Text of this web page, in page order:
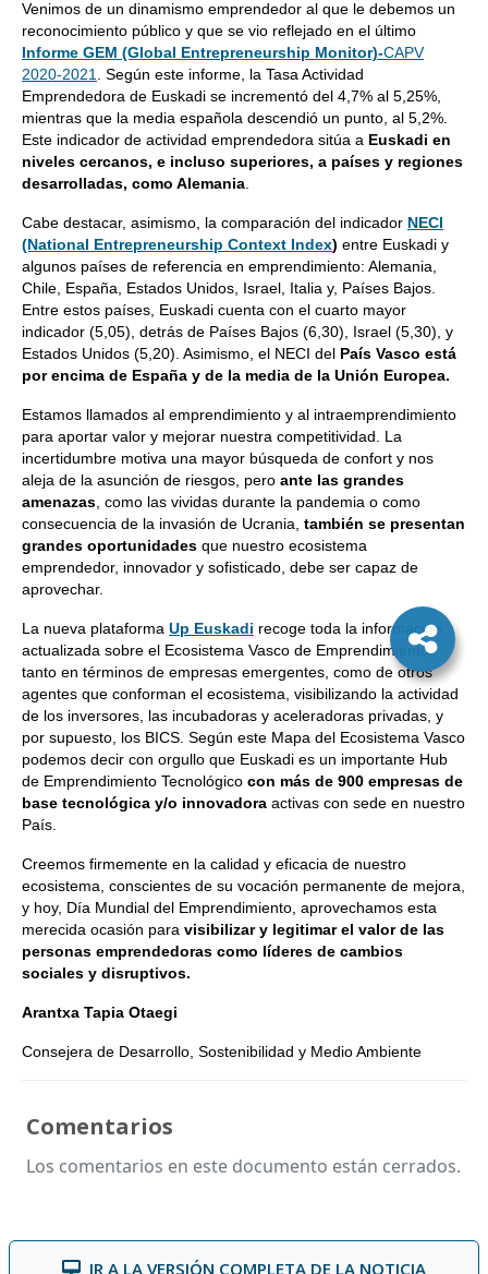
Venimos de un dinamismo emprendedor al que le debemos un
reconocimiento público y que se vio reflejado en el último
Informe GEM (Global Entrepreneurship Monitor)-CAPV
2020-2021
. Según este informe, la Tasa Actividad
Emprendedora de Euskadi se incrementó del 4,7% al 5,25%,
mientras que la media española descendió un punto, al 5,2%.
Este indicador de actividad emprendedora sitúa a Euskadi en
niveles cercanos, e incluso superiores, a países y regiones
desarrolladas, como Alemania
Cabe destacar, asimismo, la comparación del indicador NECI
(National Entrepreneurship Context Index) entre Euskadi y
algunos países de referencia en emprendimiento: Alemania,
Chile, España, Estados Unidos, Israel, Italia y, Países Bajos.
Entre estos países, Euskadi cuenta con el cuarto mayor
indicador (5,05), detrás de Países Bajos (6,30), Israel (5,30), y
Estados Unidos (5,20). Asimismo, el NECI del País Vasco está
por encima de España y de la media de la Unión Europea.
Estamos llamados al emprendimiento y al intraemprendimiento
para aportar valor y mejorar nuestra competitividad. La
incertidumbre motiva una mayor búsqueda de confort y nos
aleja de la asunción de riesgos, pero ante las grandes
amenazas , como las vividas durante la pandemia o como
consecuencia de la invasión de Ucrania, también se presentan
grandes oportunidades que nuestro ecosistema
emprendedor, innovador y sofisticado, debe ser capaz de
aprovechar.
La nueva plataforma Up Euskadi recoge toda la información
actualizada sobre el Ecosistema Vasco de Emprendimiento,
tanto en términos de empresas emergentes, como de otros
agentes que conforman el ecosistema, visibilizando la actividad
de los inversores, las incubadoras y aceleradoras privadas, y
por supuesto, los BICS. Según este Mapa del Ecosistema Vasco
podemos decir con orgullo que Euskadi es un importante Hub
de Emprendimiento Tecnológico con más de 900 empresas de
base tecnológica y/o innovadora activas con sede en nuestro
País.
Creemos firmemente en la calidad y eficacia de nuestro
ecosistema, conscientes de su vocación permanente de mejora,
y hoy, Día Mundial del Emprendimiento, aprovechamos esta
merecida ocasión para visibilizar y legitimar el valor de las
personas emprendedoras como líderes de cambios
sociales y disruptivos.
Arantxa Tapia Otaegi
Consejera de Desarrollo, Sostenibilidad y Medio Ambiente
Comentarios
Los comentarios en este documento están cerrados.
IR A LA VERSIÓN COMPLETA DE LA NOTICIA